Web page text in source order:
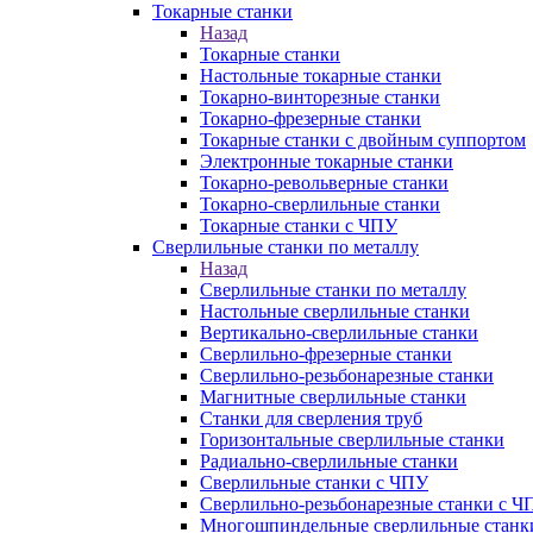
Токарные станки
Назад
Токарные станки
Настольные токарные станки
Токарно-винторезные станки
Токарно-фрезерные станки
Токарные станки с двойным суппортом
Электронные токарные станки
Токарно-револьверные станки
Токарно-сверлильные станки
Токарные станки с ЧПУ
Сверлильные станки по металлу
Назад
Сверлильные станки по металлу
Настольные сверлильные станки
Вертикально-сверлильные станки
Сверлильно-фрезерные станки
Сверлильно-резьбонарезные станки
Магнитные сверлильные станки
Станки для сверления труб
Горизонтальные сверлильные станки
Радиально-сверлильные станки
Сверлильные станки с ЧПУ
Сверлильно-резьбонарезные станки с
Многошпиндельные сверлильные